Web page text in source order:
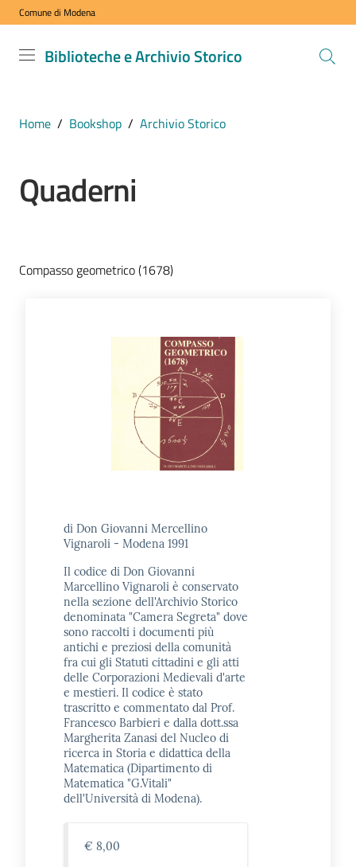
Vai al contenuto
Vai alla navigazione
Vai al footer
Comune di Modena
Biblioteche e Archivio Storico
Biblioteche
COMUNE DI
MODENA
VISITA
PARTECIPA
UTILIZZA
Home / Bookshop / Archivio Storico
Quaderni
Compasso geometrico (1678)
di Don Giovanni Mercellino
Vignaroli - Modena 1991
Il codice di Don Giovanni
Marcellino Vignaroli è conservato
nella sezione dell'Archivio Storico
denominata "Camera Segreta" dove
sono raccolti i documenti più
antichi e preziosi della comunità
fra cui gli Statuti cittadini e gli atti
delle Corporazioni Medievali d'arte
e mestieri. Il codice è stato
trascritto e commentato dal Prof.
Francesco Barbieri e dalla dott.ssa
Margherita Zanasi del Nucleo di
ricerca in Storia e didattica della
Matematica (Dipartimento di
Matematica "G.Vitali"
dell'Università di Modena).
€ 8,00